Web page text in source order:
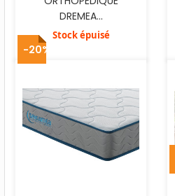
DREMEA...
Stock épuisé
-20%